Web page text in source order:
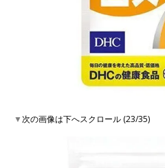
▼次の画像は下へスクロール (23/35)